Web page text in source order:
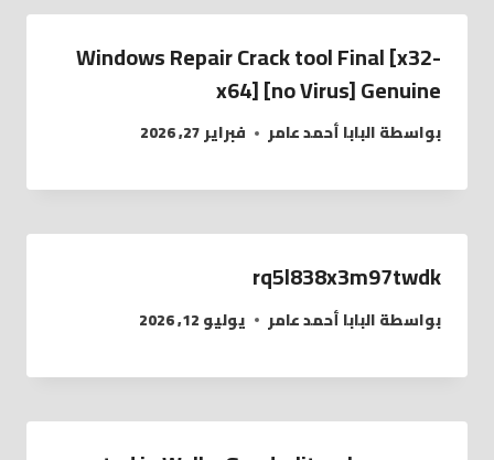
Windows Repair Crack tool Final [x32-
x64] [no Virus] Genuine
بواسطةالبابا أحمد عامر فبراير 27, 2026
rq5l838x3m97twdk
بواسطةالبابا أحمد عامر يوليو 12, 2026